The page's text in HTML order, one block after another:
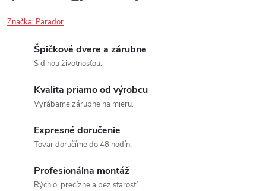
Značka: Parador
Špičkové dvere a zárubne
S dlhou životnosťou.
Kvalita priamo od výrobcu
Vyrábame zárubne na mieru.
Expresné doručenie
Tovar doručíme do 48 hodín.
Profesionálna montáž
Rýchlo, precízne a bez starostí.